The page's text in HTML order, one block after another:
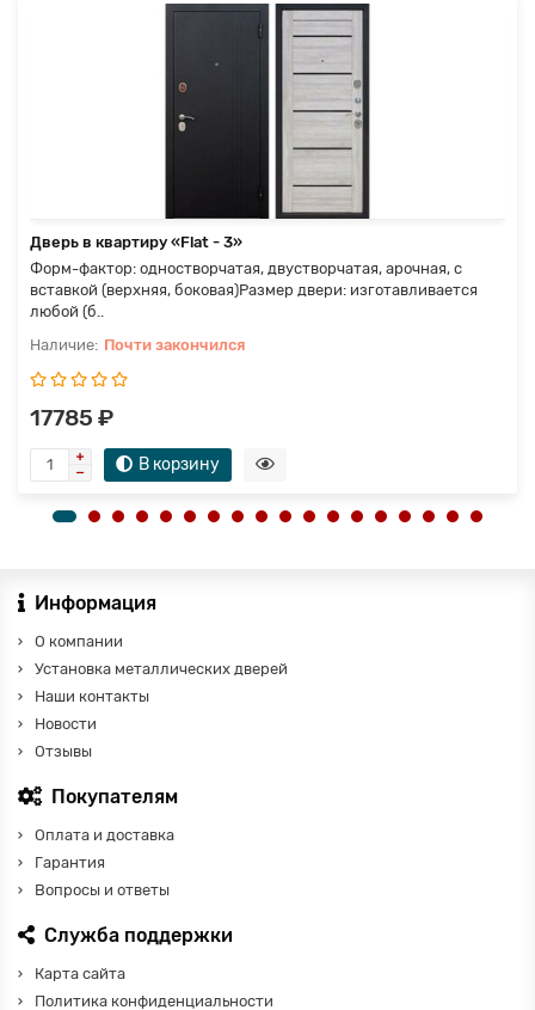
Дверь в квартиру «Flat - 3»
Форм-фактор: одностворчатая, двустворчатая, арочная, с
вставкой (верхняя, боковая)Размер двери: изготавливается
любой (б..
Почти закончился
17785 ₽
В корзину
Информация
О компании
Установка металлических дверей
Наши контакты
Новости
Отзывы
Покупателям
Оплата и доставка
Гарантия
Вопросы и ответы
Служба поддержки
Карта сайта
Политика конфиденциальности